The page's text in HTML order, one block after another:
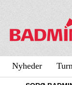
Nyheder